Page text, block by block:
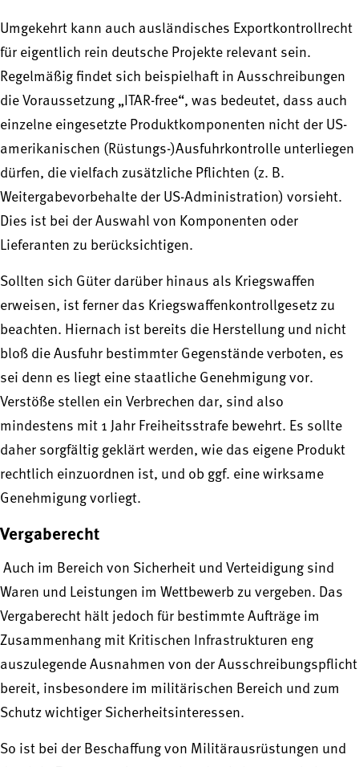
Umgekehrt kann auch ausländisches Exportkontrollrecht
für eigentlich rein deutsche Projekte relevant sein.
Regelmäßig findet sich beispielhaft in Ausschreibungen
die Voraussetzung „ITAR-free“, was bedeutet, dass auch
einzelne eingesetzte Produktkomponenten nicht der US-
amerikanischen (Rüstungs-)Ausfuhrkontrolle unterliegen
dürfen, die vielfach zusätzliche Pflichten (z. B.
Weitergabevorbehalte der US-Administration) vorsieht.
Dies ist bei der Auswahl von Komponenten oder
Lieferanten zu berücksichtigen.
Sollten sich Güter darüber hinaus als Kriegswaffen
erweisen, ist ferner das Kriegswaffenkontrollgesetz zu
beachten. Hiernach ist bereits die Herstellung und nicht
bloß die Ausfuhr bestimmter Gegenstände verboten, es
sei denn es liegt eine staatliche Genehmigung vor.
Verstöße stellen ein Verbrechen dar, sind also
mindestens mit 1 Jahr Freiheitsstrafe bewehrt. Es sollte
daher sorgfältig geklärt werden, wie das eigene Produkt
rechtlich einzuordnen ist, und ob ggf. eine wirksame
Genehmigung vorliegt.
Vergaberecht
Auch im Bereich von Sicherheit und Verteidigung sind
Waren und Leistungen im Wettbewerb zu vergeben. Das
Vergaberecht hält jedoch für bestimmte Aufträge im
Zusammenhang mit Kritischen Infrastrukturen eng
auszulegende Ausnahmen von der Ausschreibungspflicht
bereit, insbesondere im militärischen Bereich und zum
Schutz wichtiger Sicherheitsinteressen.
So ist bei der Beschaffung von Militärausrüstungen und